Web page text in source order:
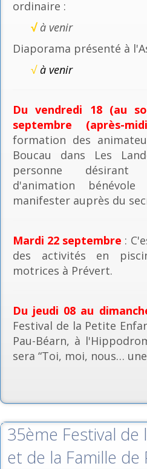
ordinaire :
√ à venir
Diaporama présenté à
√à venir
Du vendredi 18 (au
septembre (après-
formation des
Boucau dans Les
personne désirant
d'animation
manifester auprès du
Mardi 22 septembre :
des activités en
motrices à Prévert.
Du jeudi 08 au
Festival de la Petite
Pau-Béarn, à
sera “Toi, moi, nous…
35ème Festival de
et de la Famille de